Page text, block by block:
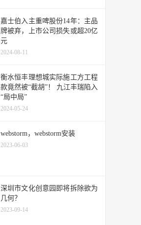
嘉士伯入主重啤股份14年：主品
牌被弃，上市公司损失或超20亿
元
2024-08-11
衡水恒丰理想城实际施工方工程
款竟然被“截胡”！ 九江丰瑞陷入
“局中局”
2024-05-24
webstorm，webstorm安装
2023-06-03
深圳市文化创意园即将拆除欲为
几何？
2023-09-14